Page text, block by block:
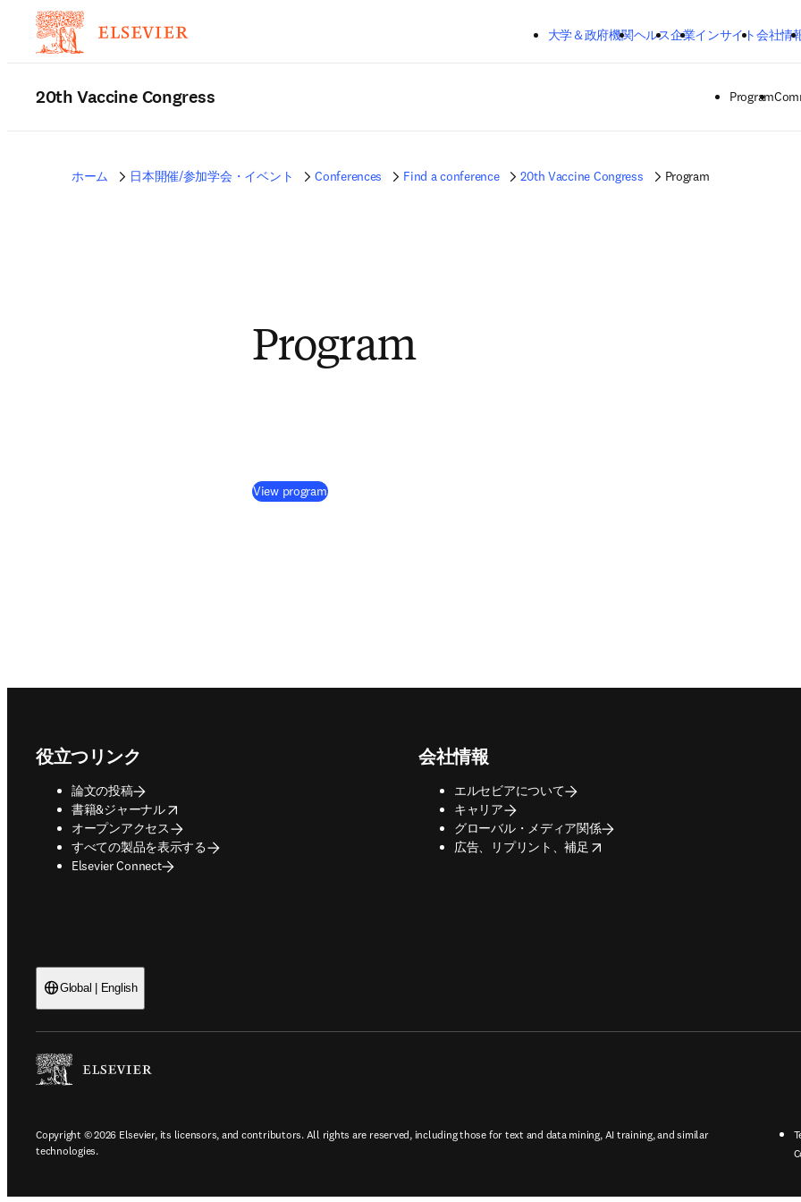
メインのコンテンツにスキップする
大学＆政府機関ヘルス企業インサイト会社情
20th Vaccine Congress Program
ホーム 日本開催/参加学会・イベント Conferences Find a conference 20th Vaccine Congress Program
Program
View program(
役立つリンク
論文の投稿
書籍&ジャーナル
opens in new tab/window
オープンアクセス
すべての製品を表示する
Elsevier Connect
会社情報
エルセビアについて
キャリア
グローバル・メディア関係
広告、リプリント、補足
opens in new tab/window
Global | English
Copyright © 2026 Elsevier, its licensors, and contributors. All rights are reserved, including those for text and data mining, AI training, and similar
technologies.